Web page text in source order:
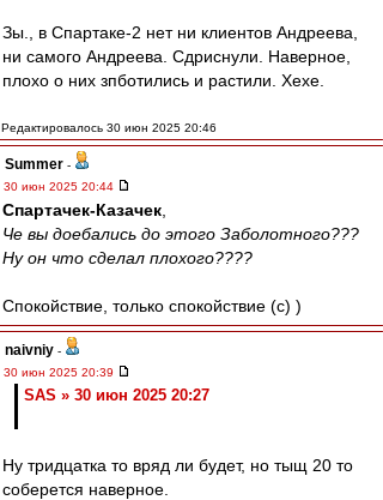
Зы., в Спартаке-2 нет ни клиентов Андреева,
ни самого Андреева. Сдриснули. Наверное,
плохо о них зпботились и растили. Хехе.
Редактировалось 30 июн 2025 20:46
Summer -
30 июн 2025 20:44
Спартачек-Казачек
Че вы доебались до этого Заболотного???
Ну он что сделал плохого????
Спокойствие, только спокойствие (c) )
naivniy -
30 июн 2025 20:39
SAS » 30 июн 2025 20:27
Ну тридцатка то вряд ли будет, но тыщ 20 то
соберется наверное.